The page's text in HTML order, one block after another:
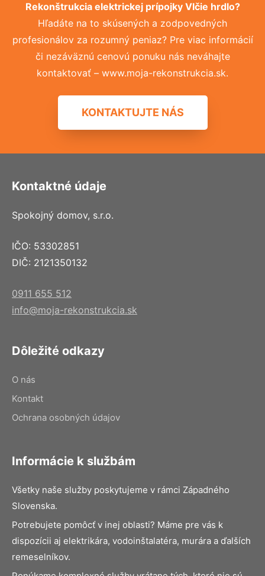
Rekonštrukcia elektrickej prípojky Vlčie hrdlo?
Hľadáte na to skúsených a zodpovedných
profesionálov za rozumný peniaz? Pre viac informácií
či nezáväznú cenovú ponuku nás neváhajte
kontaktovať – www.moja-rekonstrukcia.sk.
KONTAKTUJTE NÁS
Kontaktné údaje
Spokojný domov, s.r.o.
IČO: 53302851
DIČ: 2121350132
0911 655 512
info@moja-rekonstrukcia.sk
Dôležité odkazy
O nás
Kontakt
Ochrana osobných údajov
Informácie k službám
Všetky naše služby poskytujeme v rámci Západného
Slovenska.
Potrebujete pomôcť v inej oblasti? Máme pre vás k
dispozícii aj elektrikára, vodoinštalatéra, murára a ďalších
remeselníkov.